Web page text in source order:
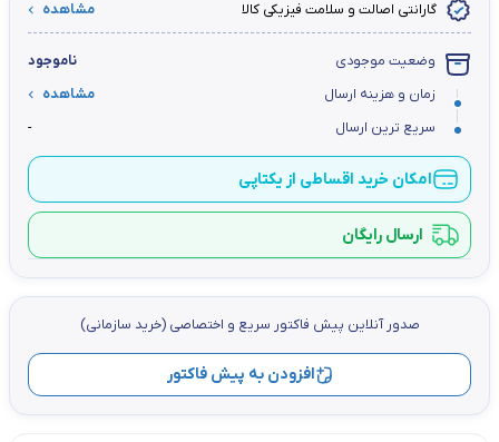
گارانتی اصالت و سلامت فیزیکی کالا مشاهده
وضعیت موجودی
ناموجود
زمان و هزینه ارسال
مشاهده
سریع ترین ارسال
-
امکان خرید اقساطی از یکتاپی
ارسال رایگان
صدور آنلاین پيش فاكتور سریع و اختصاصي (خرید سازمانی)
افزودن به پیش فاکتور